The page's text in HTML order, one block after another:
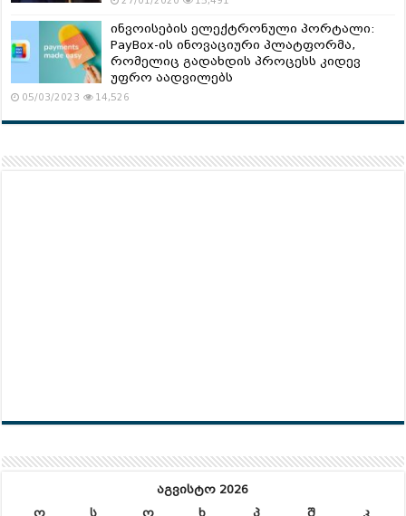
ინვოისების ელექტრონული პორტალი:
PayBox-ის ინოვაციური პლატფორმა,
რომელიც გადახდის პროცესს კიდევ
უფრო აადვილებს
05/03/2023 14,526
აგვისტო 2026